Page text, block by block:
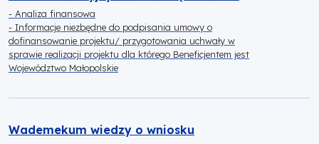
- Analiza finansowa
- Informacje niezbędne do podpisania umowy o
dofinansowanie projektu/ przygotowania uchwały w
sprawie realizacji projektu dla którego Beneficjentem jest
Województwo Małopolskie
Wademekum wiedzy o wniosku